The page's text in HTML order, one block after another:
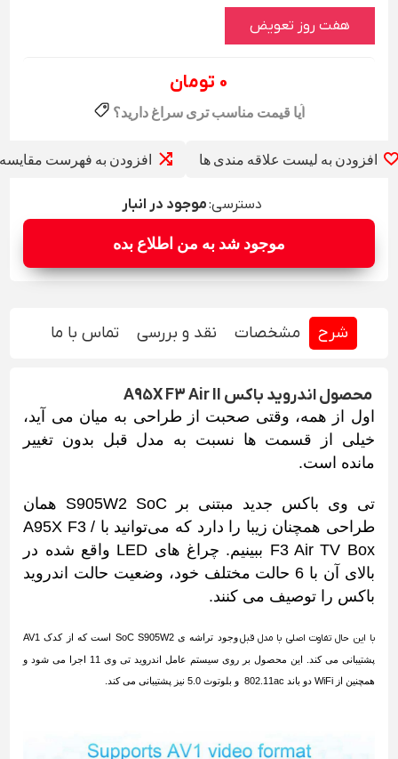
هفت روز تعویض
0 تومان
افزودن به لیست علاقه مندی ها افزودن به فهرست مقایسه
دسترسی:موجود در انبار
شرح مشخصات نقد و بررسی تماس با ما
محصول اندروید باکس A95X F3 Air II
اول از همه، وقتی صحبت از طراحی به میان می آید،
خیلی از قسمت ها نسبت به مدل قبل بدون تغییر
مانده است.
تی وی باکس جدید مبتنی بر S905W2 SoC همان
طراحی همچنان زیبا را دارد که می‌توانید با A95X F3 /
F3 Air TV Box ببینیم. چراغ های LED واقع شده در
بالای آن با 6 حالت مختلف خود، وضعیت حالت اندروید
باکس را توصیف می کنند.
با این حال تفاوت اصلی با مدل قبل وجود تراشه ی SoC S905W2 است که از کدک AV1
پشتیبانی می کند. این محصول بر روی سیستم عامل اندروید تی وی 11 اجرا می شود و
همچنین از WiFi دو باند 802.11ac و بلوتوث 5.0 نیز پشتیبانی می کند.